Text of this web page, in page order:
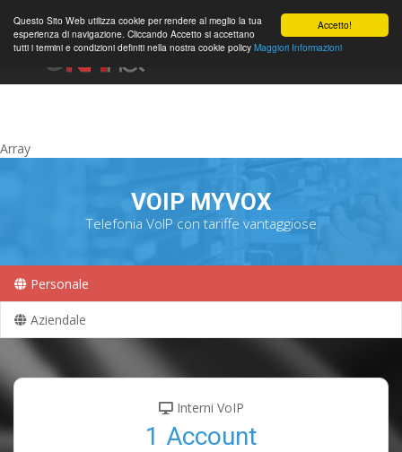
Accetto!
Questo Sito Web utilizza cookie per rendere al meglio la tua
esperienza di navigazione. Cliccando Accetto si accettano
tutti i termini e condizioni definiti nella nostra cookie policy Maggiori Informazioni
Array
0
VOIP MYVOX
Telefonia VoIP con tariffe vantaggiose
Personale
Aziendale
Interni VoIP
1 Account